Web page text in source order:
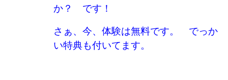
か？ です！
さぁ、今、体験は無料です。 でっか
い特典も付いてます。